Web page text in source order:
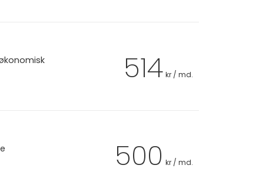
514 kr / md.
500 kr / md.